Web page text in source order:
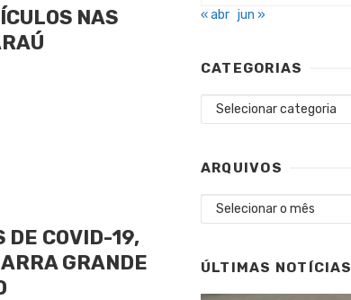
NAS
DE COVID-19,
GRANDE
« abr jun »
CATEGORIAS
Categorias
ARQUIVOS
Arquivos
ÚLTIMAS NOTÍCIAS